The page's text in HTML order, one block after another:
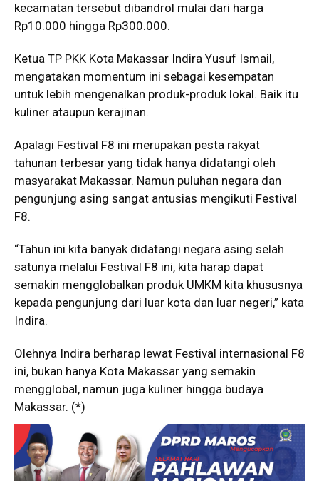
kecamatan tersebut dibandrol mulai dari harga
Rp10.000 hingga Rp300.000.
Ketua TP PKK Kota Makassar Indira Yusuf Ismail,
mengatakan momentum ini sebagai kesempatan
untuk lebih mengenalkan produk-produk lokal. Baik itu
kuliner ataupun kerajinan.
Apalagi Festival F8 ini merupakan pesta rakyat
tahunan terbesar yang tidak hanya didatangi oleh
masyarakat Makassar. Namun puluhan negara dan
pengunjung asing sangat antusias mengikuti Festival
F8.
“Tahun ini kita banyak didatangi negara asing selah
satunya melalui Festival F8 ini, kita harap dapat
semakin mengglobalkan produk UMKM kita khususnya
kepada pengunjung dari luar kota dan luar negeri,” kata
Indira.
Olehnya Indira berharap lewat Festival internasional F8
ini, bukan hanya Kota Makassar yang semakin
mengglobal, namun juga kuliner hingga budaya
Makassar. (*)